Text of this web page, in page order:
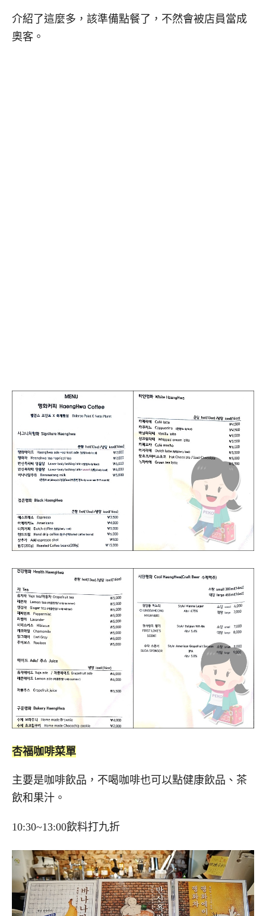
介紹了這麼多，該準備點餐了，不然會被店員當成
奧客。
杏福咖啡菜單
主要是咖啡飲品，不喝咖啡也可以點健康飲品、茶
飲和果汁。
10:30~13:00飲料打九折